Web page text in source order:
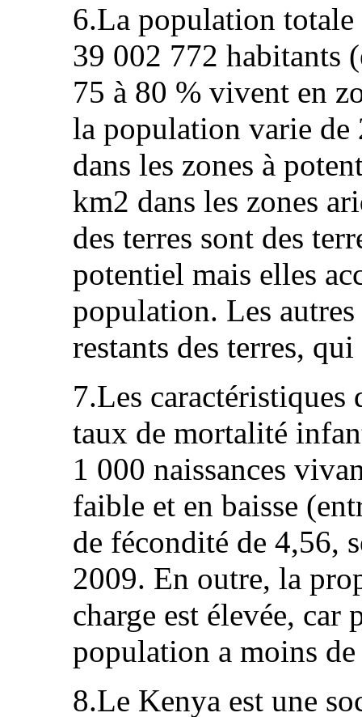
6.La population totale
39 002 772 habitants
75 à 80 % vivent en
la population varie de
dans les zones à
km2 dans les zones
des terres sont des
potentiel mais elles
population. Les
restants des terres,
7.Les caractéristiques
taux de mortalité
1 000 naissances
faible et en baisse
de fécondité de 4,56,
2009. En outre, la
charge est élevée, car
population a moins de
8.Le Kenya est une